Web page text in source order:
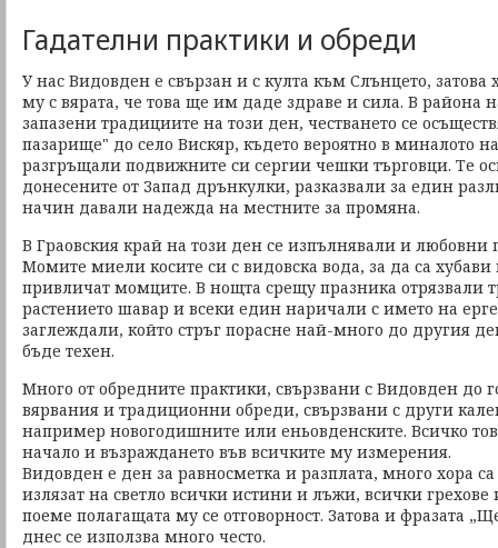
Гадателни практики и обреди
У нас Видовден е свързан и с култа към Слънцето, затова
му с вярата, че това ще им даде здраве и сила. В района
запазени традициите на този ден, честването се
пазарище" до село Вискяр, където вероятно в миналото
разгръщали подвижните си сергии чешки търговци. Те
донесените от Запад дрънкулки, разказвали за един
начин давали надежда на местните за промяна.
В Граовския край на този ден се изпълнявали и любовни
Момите миели косите си с видовска вода, за да са
привличат момците. В нощта срещу празника отрязвали
растението шавар и всеки един наричали с името на
заглеждали, който стръг порасне най-много до другия
бъде техен.
Много от обредните практики, свързвани с Видовден до
вярвания и традиционни обреди, свързвани с други
например новогодишните или еньовденските. Всичко
начало и възраждането във всичките му измерения.
Видовден е ден за равносметка и разплата, много хора
излязат на светло всички истини и лъжи, всички
поеме полагащата му се отговорност. Затова и фразата
днес се използва много често.